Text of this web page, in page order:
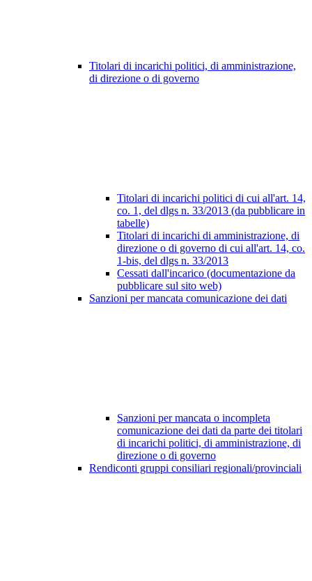
Titolari di incarichi politici, di amministrazione,
di direzione o di governo
Titolari di incarichi politici di cui all'art. 14,
co. 1, del dlgs n. 33/2013 (da pubblicare in
tabelle)
Titolari di incarichi di amministrazione, di
direzione o di governo di cui all'art. 14, co.
1-bis, del dlgs n. 33/2013
Cessati dall'incarico (documentazione da
pubblicare sul sito web)
Sanzioni per mancata comunicazione dei dati
Sanzioni per mancata o incompleta
comunicazione dei dati da parte dei titolari
di incarichi politici, di amministrazione, di
direzione o di governo
Rendiconti gruppi consiliari regionali/provinciali